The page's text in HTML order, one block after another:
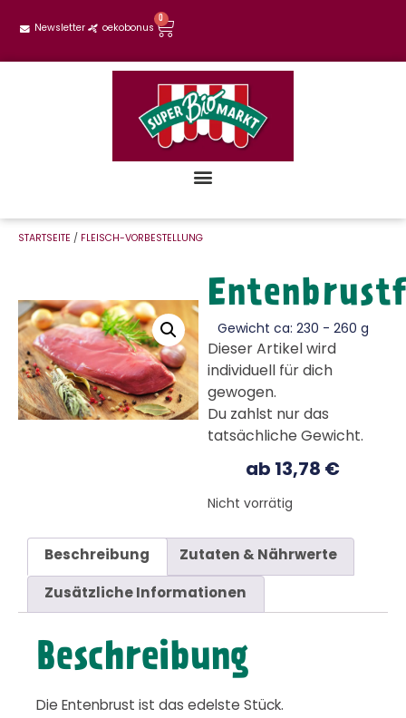
Newsletter oekobonus
0
STARTSEITE / FLEISCH-VORBESTELLUNG
Gewicht ca: 230 - 260 g
Dieser Artikel wird
individuell für dich
gewogen.
Du zahlst nur das
tatsächliche Gewicht.
ab 13,78 €
Nicht vorrätig
Beschreibung Zutaten & Nährwerte
Zusätzliche Informationen
Beschreibung
Die Entenbrust ist das edelste Stück.